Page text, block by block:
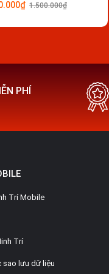
1.500.000₫
PHÍ
Trí Mobile
Trí
sao lưu dữ liệu